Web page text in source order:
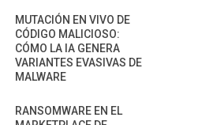
MUTACIÓN EN VIVO DE
CÓDIGO MALICIOSO:
CÓMO LA IA GENERA
VARIANTES EVASIVAS DE
MALWARE
RANSOMWARE EN EL